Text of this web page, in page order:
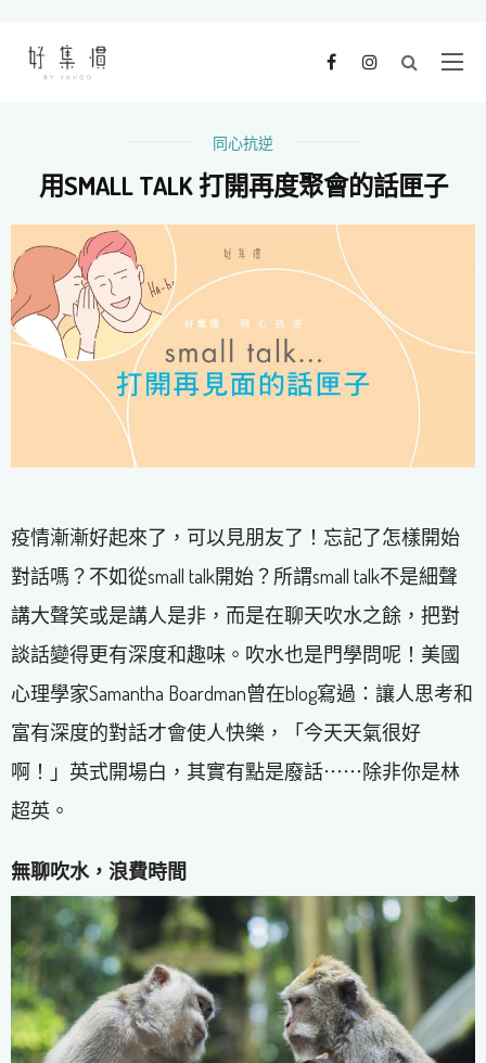
同心抗逆
用SMALL TALK 打開再度聚會的話匣子
疫情漸漸好起來了，可以見朋友了！忘記了怎樣開始
對話嗎？不如從small talk開始？所謂small talk不是細聲
講大聲笑或是講人是非，而是在聊天吹水之餘，把對
談話變得更有深度和趣味。吹水也是門學問呢！美國
心理學家Samantha Boardman曾在blog寫過：讓人思考和
富有深度的對話才會使人快樂，「今天天氣很好
啊！」英式開場白，其實有點是廢話⋯⋯除非你是林
超英。
無聊吹水，浪費時間